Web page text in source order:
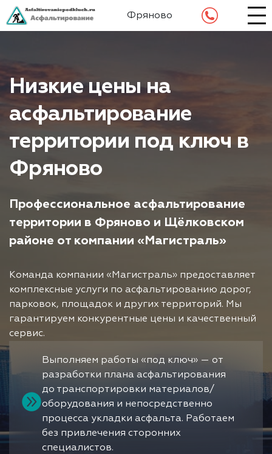
Фряново
Низкие цены на
асфальтирование
территории под ключ в
Фряново
Профессиональное асфальтирование
территории в Фряново и Щёлковском
районе от компании «Магистраль»
Команда компании «Магистраль» предоставляет
комплексные услуги по асфальтированию дорог,
парковок, площадок и других территорий. Мы
гарантируем конкурентные цены и качественный
сервис.
Выполняем работы «под ключ» — от
разработки плана асфальтирования
до транспортировки материалов/
оборудования и непосредственно
процесса укладки асфальта. Работаем
без привлечения сторонних
специалистов.